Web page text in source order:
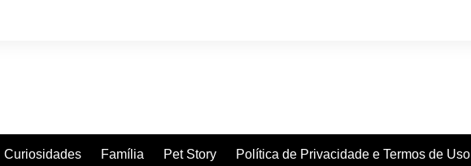
Curiosidades Família Pet Story Política de Privacidade e Termos de Uso